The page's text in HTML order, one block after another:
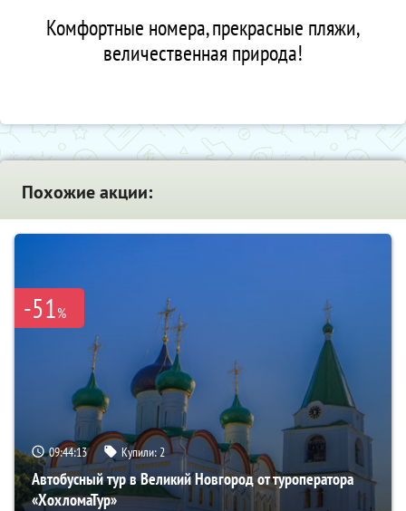
Комфортные номера, прекрасные пляжи,
величественная природа!
Похожие акции:
-51%
09:44:11 Купили:2
Автобусный тур в Великий Новгород от туроператора
«ХохломаТур»